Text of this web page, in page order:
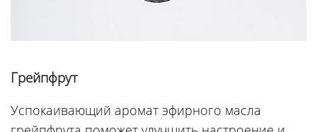
Грейпфрут
Успокаивающий аромат эфирного масла